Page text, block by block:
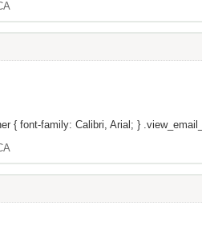
{ font-family: Calibri, Arial; }